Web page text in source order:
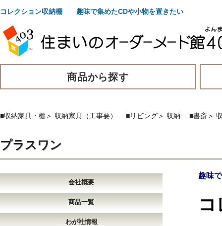
コレクション収納棚 趣味で集めたCDや小物を置きたい
商品から探す
■収納家具・棚 ＞ 収納家具（工事要） ■リビング＞ 収納 ■書斎＞
プラスワン
会社概要
商品一覧
わが社情報
趣味